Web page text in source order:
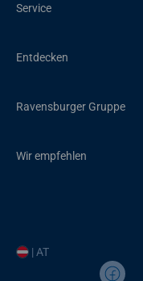
Service
Entdecken
Ravensburger Gruppe
Wir empfehlen
| AT